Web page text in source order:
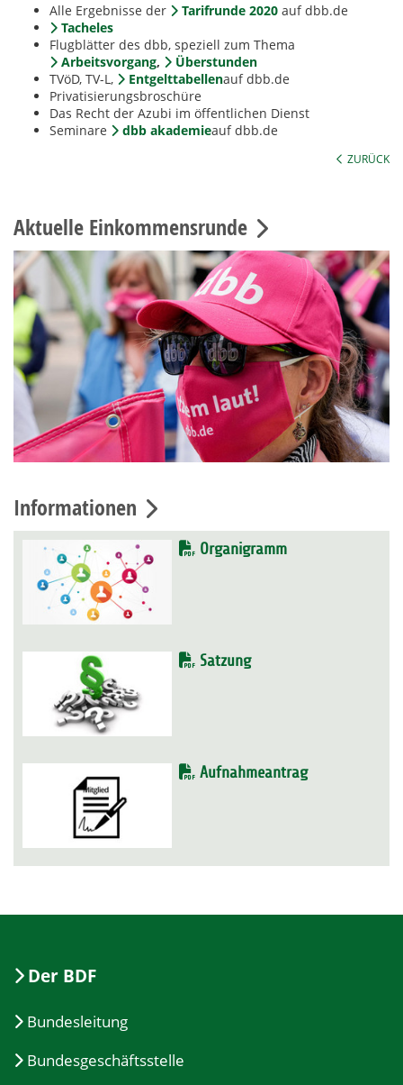
Alle Ergebnisse der Tarifrunde 2020 auf dbb.de
Tacheles
Flugblätter des dbb, speziell zum Thema
Arbeitsvorgang,
Überstunden
TVöD, TV-L,
Entgelttabellenauf dbb.de
Privatisierungsbroschüre
Das Recht der Azubi im öffentlichen Dienst
Seminare
dbb akademieauf dbb.de
ZURÜCK
Aktuelle Einkommensrunde
Informationen
Organigramm
Satzung
Aufnahmeantrag
Der BDF
Bundesleitung
Bundesgeschäftsstelle